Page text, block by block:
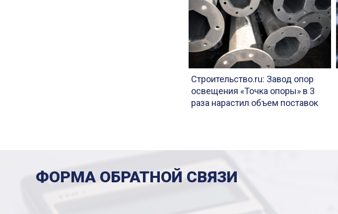
Строительство.ru: Завод опор
освещения «Точка опоры» в 3
раза нарастил объем поставок
ФОРМА ОБРАТНОЙ СВЯЗИ